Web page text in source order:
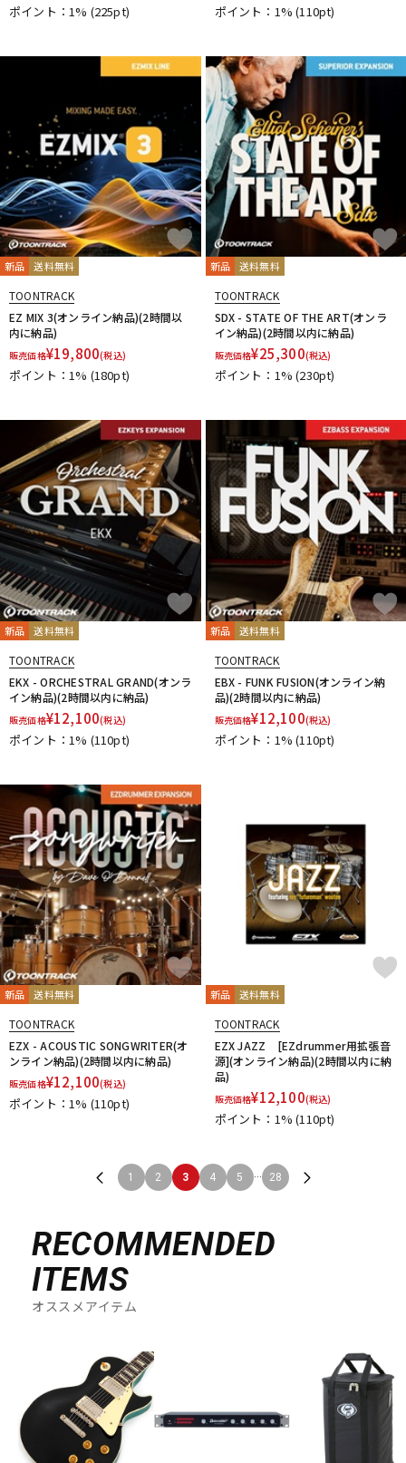
ポイント：1% (225pt) ポイント：1%(110pt)
新品 送料無料
TOONTRACK
EZ MIX 3(オンライン納品)(2時間以
内に納品)
販売価格¥19,800(税込)
ポイント：1% (180pt)
新品 送料無料
TOONTRACK
SDX - STATE OF THE ART(オンラ
イン納品)(2時間以内に納品)
販売価格¥25,300(税込)
ポイント：1%(230pt)
新品 送料無料
TOONTRACK
EKX - ORCHESTRAL GRAND(オンラ
イン納品)(2時間以内に納品)
販売価格¥12,100(税込)
ポイント：1% (110pt)
新品 送料無料
TOONTRACK
EBX - FUNK FUSION(オンライン納
品)(2時間以内に納品)
販売価格¥12,100(税込)
ポイント：1%(110pt)
新品 送料無料
TOONTRACK
EZX - ACOUSTIC SONGWRITER(オ
ンライン納品)(2時間以内に納品)
販売価格¥12,100(税込)
ポイント：1% (110pt)
新品 送料無料
TOONTRACK
EZX JAZZ [EZdrummer用拡張音
源](オンライン納品)(2時間以内に納
品)
販売価格¥12,100(税込)
ポイント：1%(110pt)
1 2 3 4 5 ... 28
RECOMMENDED
ITEMS
オススメアイテム